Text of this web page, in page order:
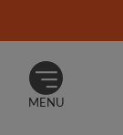
MENU